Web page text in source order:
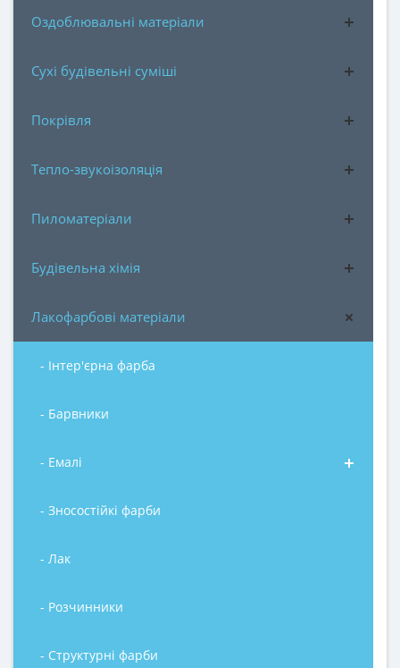
Оздоблювальні матеріали
Сухі будівельні суміші
Покрівля
Тепло-звукоізоляція
Пиломатеріали
Будівельна хімія
Лакофарбові матеріали
- Інтер'єрна фарба
- Барвники
- Емалі
- Зносостійкі фарби
- Лак
- Розчинники
- Структурні фарби